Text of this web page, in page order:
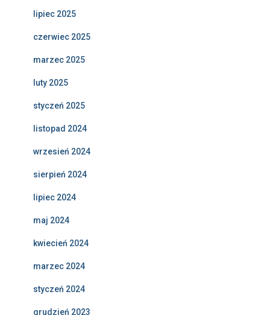
lipiec 2025
czerwiec 2025
marzec 2025
luty 2025
styczeń 2025
listopad 2024
wrzesień 2024
sierpień 2024
lipiec 2024
maj 2024
kwiecień 2024
marzec 2024
styczeń 2024
grudzień 2023